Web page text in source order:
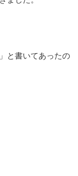
と書いてあったの